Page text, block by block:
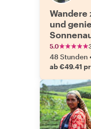
Wandere
und
5.0
48 Stunden
ab €49.41